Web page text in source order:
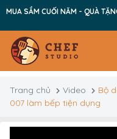
MUA SẮM CUỐI NĂM - QUÀ
Trang chủ Video
Bộ
007 làm bếp tiện dụng